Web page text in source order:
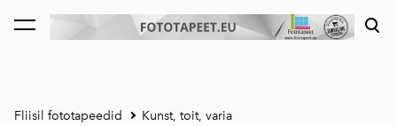
lisati ostukorvi. Vaata ostukorvi
Fliisil fototapeedid Kunst, toit, varia